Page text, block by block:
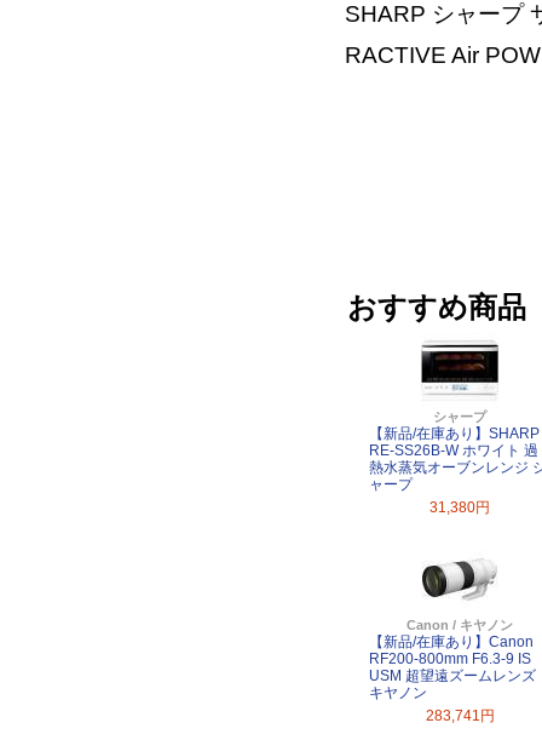
SHARP シャープ
RACTIVE Air
おすすめ商品
シャープ
【新品/在庫あり】SHARP
RE-SS26B-W ホワイト 過
熱水蒸気オーブンレンジ
ャープ
31,380円
Canon / キヤノン
【新品/在庫あり】Canon
RF200-800mm F6.3-9 IS
USM 超望遠ズームレンズ
キヤノン
283,741円